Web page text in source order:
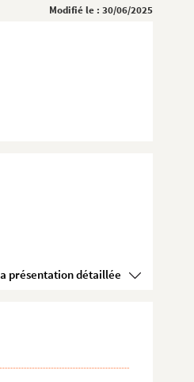
Modifié le : 30/06/2025
Voir la présentation détaillée